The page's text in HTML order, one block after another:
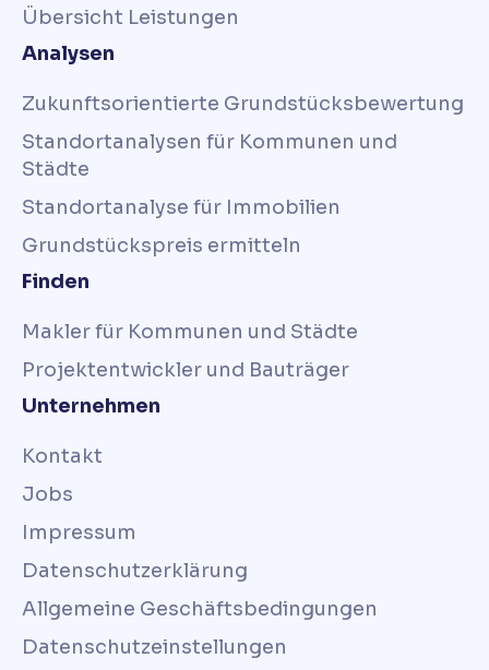
Übersicht Leistungen
Analysen
Zukunftsorientierte Grundstücksbewertung
Standortanalysen für Kommunen und
Städte
Standortanalyse für Immobilien
Grundstückspreis ermitteln
Finden
Makler für Kommunen und Städte
Projektentwickler und Bauträger
Unternehmen
Kontakt
Jobs
Impressum
Datenschutzerklärung
Allgemeine Geschäftsbedingungen
Datenschutzeinstellungen